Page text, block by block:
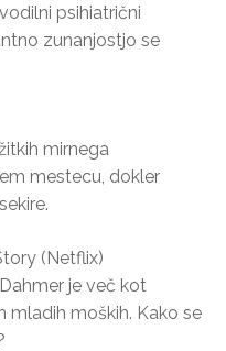
psihiatrični
zunanjostjo se
mirnega
mestecu, dokler
(Netflix)
je več kot
mladih moških. Kako se